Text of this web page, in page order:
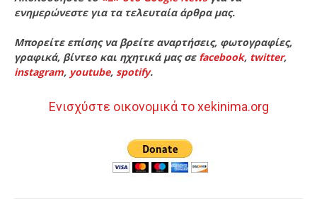
ενημερώνεστε για τα τελευταία άρθρα μας.
Μπορείτε επίσης να βρείτε αναρτήσεις, φωτογραφίες,
γραφικά, βίντεο και ηχητικά μας σε facebook, twitter,
instagram, youtube, spotify.
Ενισχύστε οικονομικά το xekinima.org